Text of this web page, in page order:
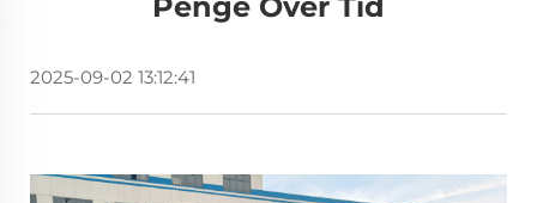
2025-09-02 13:12:41